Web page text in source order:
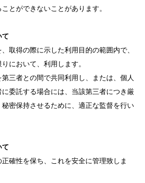
とができないことがあります。
て
取得の際に示した利用目的の範囲内で、
において、利用します。
第三者との間で共同利用し、または、個人
委託する場合には、当該第三者につき厳
密保持させるために、適正な監督を行い
て
正確性を保ち、これを安全に管理致しま